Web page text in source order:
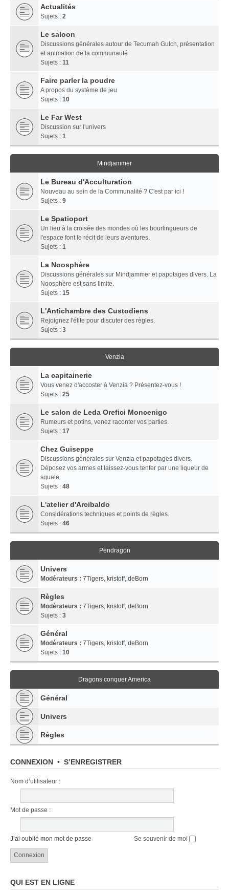
Actualités
Sujets : 2
Le saloon
Discussions générales autour de Tecumah Gulch, présentation
et animation de la communauté
Sujets : 11
Faire parler la poudre
A propos du système de jeu
Sujets : 10
Le Far West
Discussion sur l'univers
Sujets : 1
Mindjammer
Le Bureau d'Acculturation
Nouveau au sein de la Communalité ? C'est par ici !
Sujets : 9
Le Spatioport
Un lieu à la croisée des mondes où les bourlingueurs de
l'espace font le récit de leurs aventures.
Sujets : 1
La Noosphère
Discussions générales sur Mindjammer et papotages divers. La
Noosphère est sans limite.
Sujets : 15
L'Antichambre des Custodiens
Rejoignez l'élite pour discuter des règles.
Sujets : 3
Venzia
La capitainerie
Vous venez d'accoster à Venzia ? Présentez-vous !
Sujets : 25
Le salon de Leda Orefici Moncenigo
Rumeurs et potins, venez raconter vos parties.
Sujets : 17
Chez Guiseppe
Discussions générales sur Venzia et papotages divers.
Déposez vos armes et laissez-vous tenter par une liqueur de
squale.
Sujets : 48
L'atelier d'Arcibaldo
Considérations techniques et points de règles.
Sujets : 46
Pendragon
Univers
Modérateurs : 7Tigers, kristoff, deBorn
Règles
Modérateurs : 7Tigers, kristoff, deBorn
Sujets : 3
Général
Modérateurs : 7Tigers, kristoff, deBorn
Sujets : 10
Dragons conquer America
Général
Univers
Règles
CONNEXION • S’ENREGISTRER
Nom d’utilisateur :
Mot de passe :
J’ai oublié mon mot de passe Se souvenir de moi
QUI EST EN LIGNE